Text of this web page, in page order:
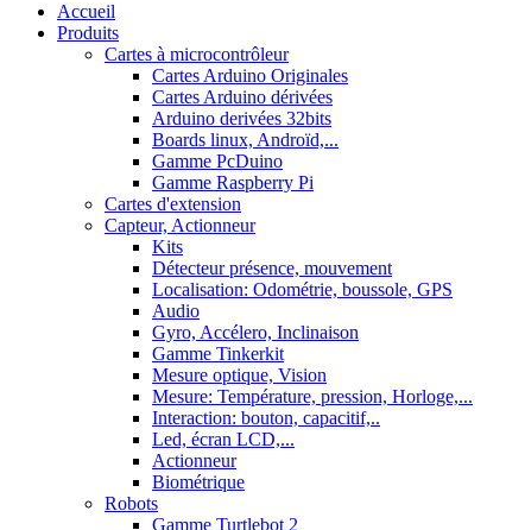
Accueil
Produits
Cartes à microcontrôleur
Cartes Arduino Originales
Cartes Arduino dérivées
Arduino derivées 32bits
Boards linux, Androïd,...
Gamme PcDuino
Gamme Raspberry Pi
Cartes d'extension
Capteur, Actionneur
Kits
Détecteur présence, mouvement
Localisation: Odométrie, boussole, GPS
Audio
Gyro, Accélero, Inclinaison
Gamme Tinkerkit
Mesure optique, Vision
Mesure: Température, pression, Horloge,...
Interaction: bouton, capacitif,..
Led, écran LCD,...
Actionneur
Biométrique
Robots
Gamme Turtlebot 2